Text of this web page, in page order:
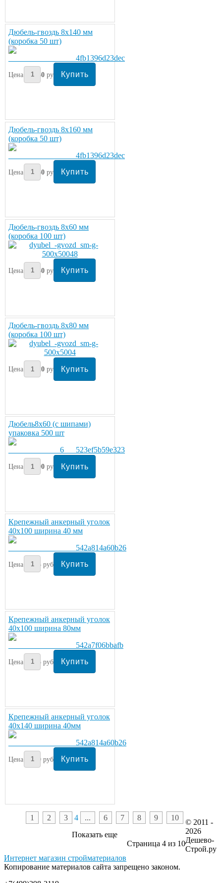
Дюбель-гвоздь 8х140 мм
(коробка 50 шт)
Цена: 550руб/шт.
Дюбель-гвоздь 8х160 мм
(коробка 50 шт)
Цена: 650руб/шт.
Дюбель-гвоздь 8х60 мм
(коробка 100 шт)
Цена: 330руб/шт.
Дюбель-гвоздь 8х80 мм
(коробка 100 шт)
Цена: 320руб/шт.
Дюбель8х60 (с шипами)
упаковка 500 шт
Цена: 400руб/упаковка
Крепежный анкерный уголок
40х100 ширина 40 мм
Цена: 25руб/шт.
Крепежный анкерный уголок
40х100 ширина 80мм
Цена: 45руб/шт.
Крепежный анкерный уголок
40х140 ширина 40мм
Цена: 40руб/шт.
1 2 3 4 ... 6 7 8 9
10
Показать еще
Страница 4 из 10
© 2011 -
2026
Дешево-
Строй.ру
Интернет магазин стройматериалов
Копирование материалов сайта запрещено законом.